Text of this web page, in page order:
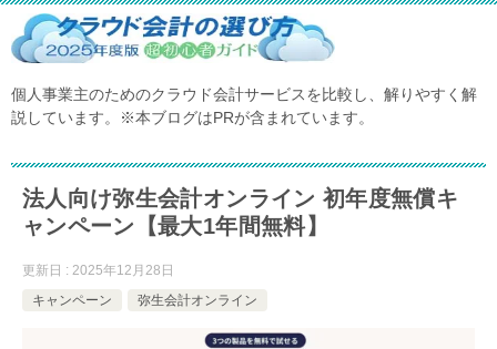
個人事業主のためのクラウド会計サービスを比較し、解りやすく解
説しています。※本ブログはPRが含まれています。
法人向け弥生会計オンライン 初年度無償キ
ャンペーン【最大1年間無料】
更新日 : 2025年12月28日
キャンペーン
弥生会計オンライン